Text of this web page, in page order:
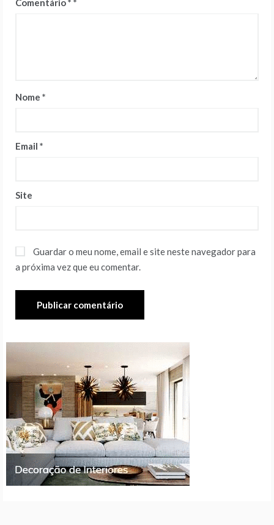
Comentário*
Nome *
Email *
Site
Guardar o meu nome, email e site neste navegador para
a próxima vez que eu comentar.